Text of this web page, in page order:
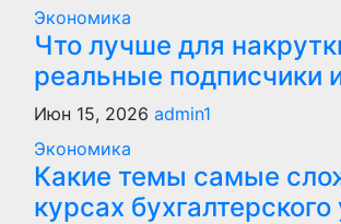
Экономика
Что лучше для
реальные подписчики
Июн 15, 2026 admin1
Экономика
Какие темы самые
курсах бухгалтерского